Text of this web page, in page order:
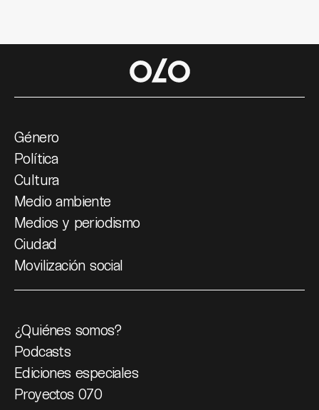
Género
Política
Cultura
Medio ambiente
Medios y periodismo
Ciudad
Movilización social
¿Quiénes somos?
Podcasts
Ediciones especiales
Proyectos 070